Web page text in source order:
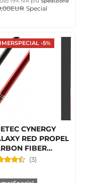
Special
-5%
CYNERGY
RED PROPEL
FIBER
CUE (3)